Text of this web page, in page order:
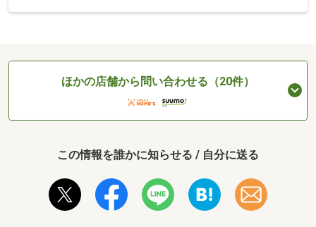
ほかの店舗から問い合わせる（20件）
この情報を誰かに知らせる / 自分に送る